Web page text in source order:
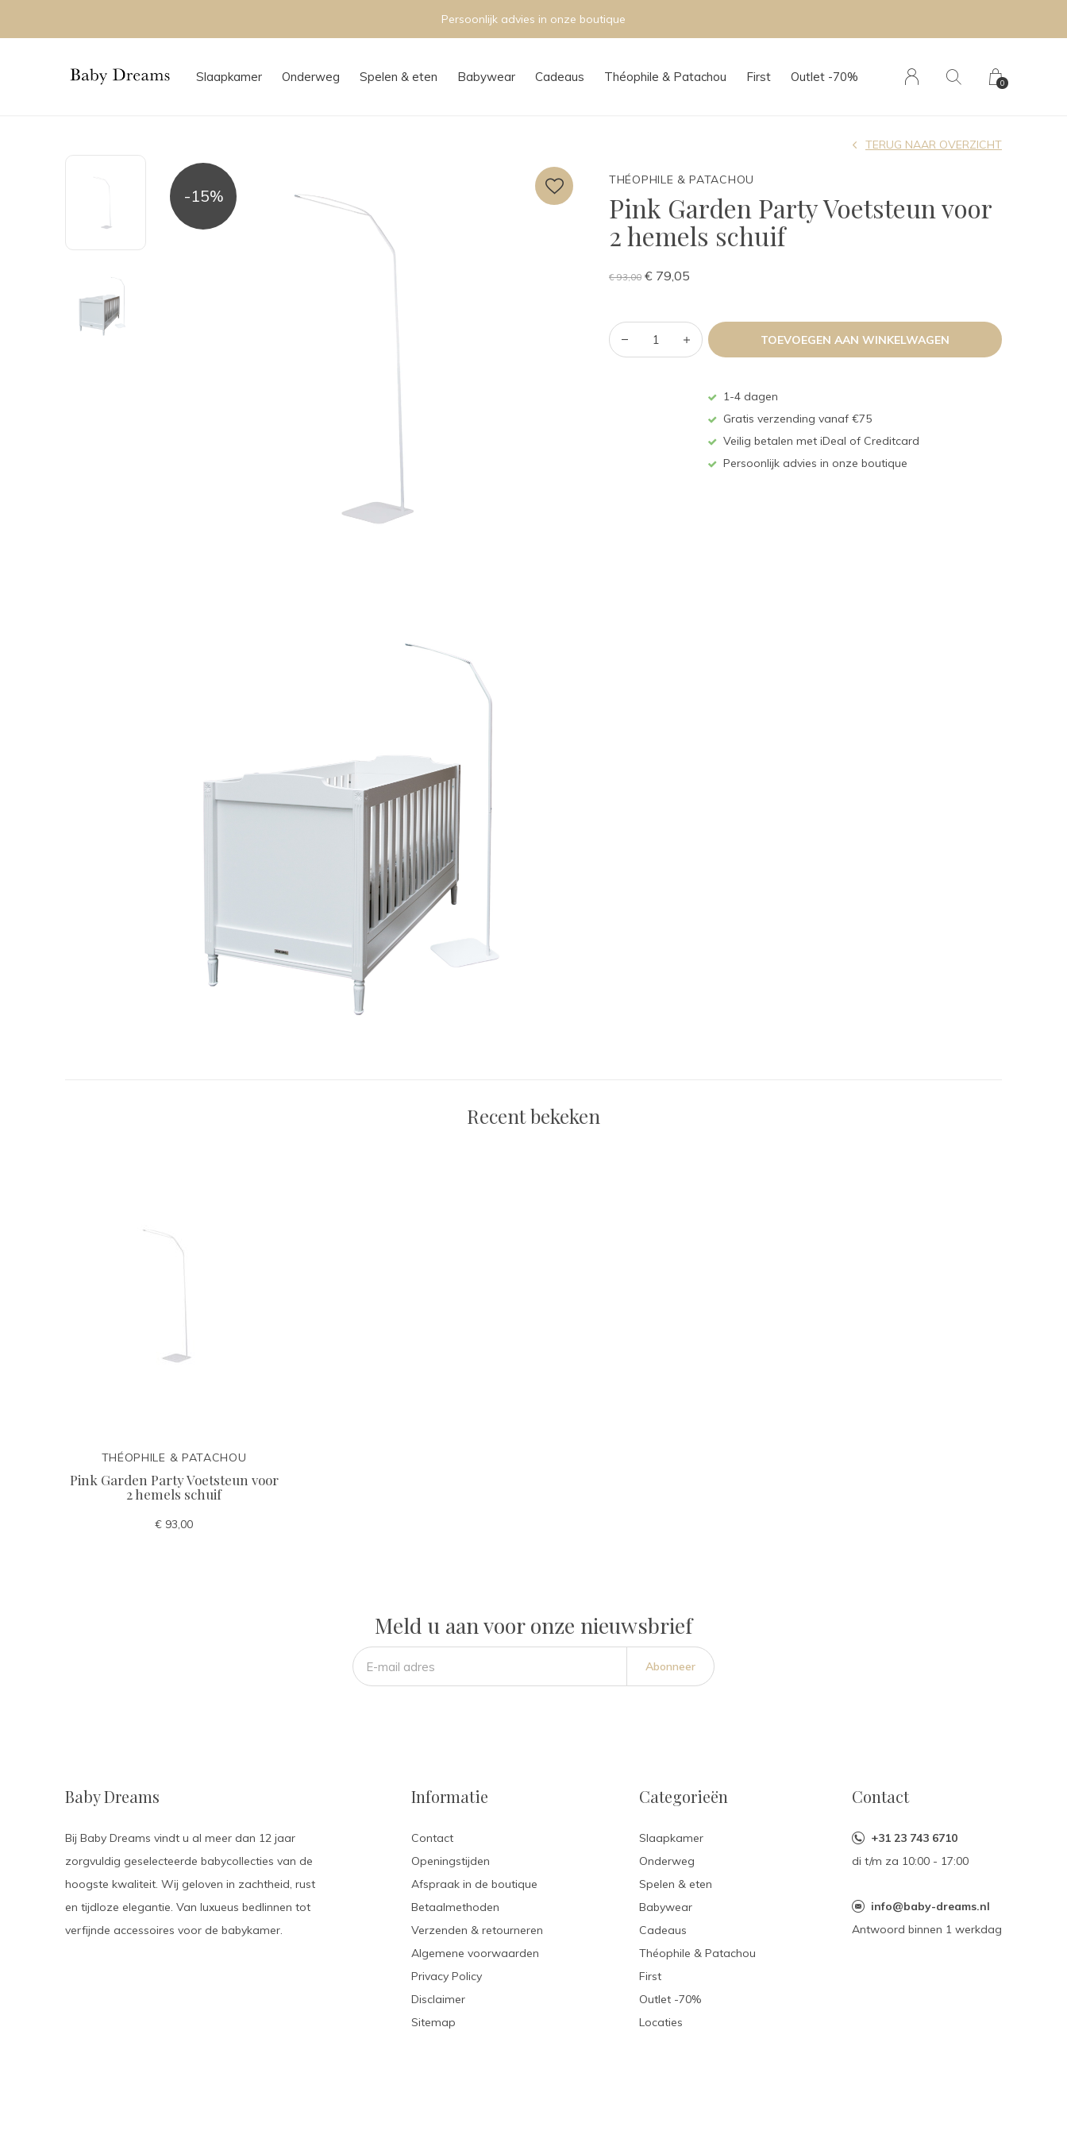
Slaapkamer Onderweg Spelen & eten Babywear Cadeaus Théophile & Patachou First Outlet -70% 0
Persoonlijk advies in onze boutique
-15%
THÉOPHILE & PATACHOU
Pink Garden Party Voetsteun voor
2 hemels schuif
TERUG NAAR OVERZICHT
€ 93,00 € 79,05
TOEVOEGEN AAN WINKELWAGEN
1-4 dagen
Gratis verzending vanaf €75
Veilig betalen met iDeal of Creditcard
Persoonlijk advies in onze boutique
Recent bekeken
THÉOPHILE & PATACHOU
Pink Garden Party Voetsteun voor
2 hemels schuif
€ 93,00
Meld u aan voor onze nieuwsbrief
Abonneer
Baby Dreams
Bij Baby Dreams vindt u al meer dan 12 jaar
zorgvuldig geselecteerde babycollecties van de
hoogste kwaliteit. Wij geloven in zachtheid, rust
en tijdloze elegantie. Van luxueus bedlinnen tot
verfijnde accessoires voor de babykamer.
Informatie
Contact
Openingstijden
Afspraak in de boutique
Betaalmethoden
Verzenden & retourneren
Algemene voorwaarden
Privacy Policy
Disclaimer
Sitemap
Categorieën
Slaapkamer
Onderweg
Spelen & eten
Babywear
Cadeaus
Théophile & Patachou
First
Outlet -70%
Locaties
Contact
+31 23 743 6710
di t/m za 10:00 - 17:00
info@baby-dreams.nl
Antwoord binnen 1 werkdag